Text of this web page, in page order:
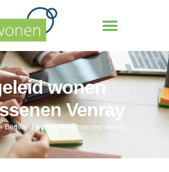
wonen
Venray
Begeleid wonen volwassenen Venray